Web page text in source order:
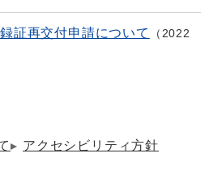
証再交付申請について
2022
アクセシビリティ方針